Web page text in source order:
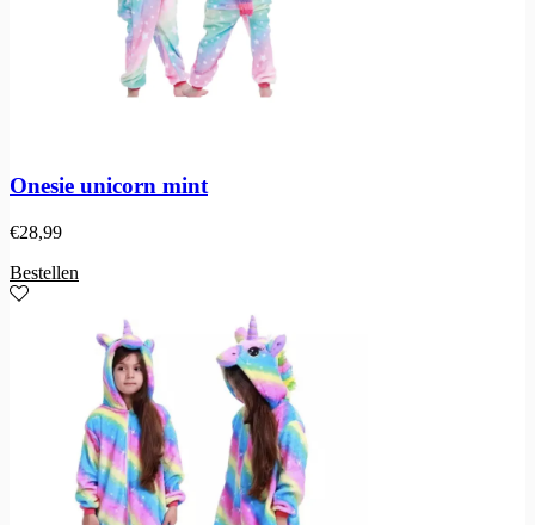
Onesie unicorn mint
€28,99
Bestellen